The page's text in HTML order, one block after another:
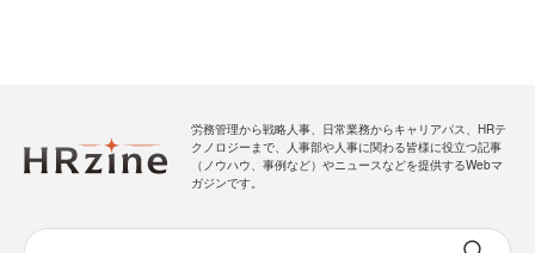
労務管理から戦略人事、日常業務からキャリアパス、HRテ
クノロジーまで、人事部や人事に関わる皆様に役立つ記事
（ノウハウ、事例など）やニュースなどを提供するWebマ
ガジンです。